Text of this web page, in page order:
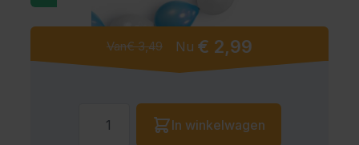
Van€ 3,49 Nu € 2,99
In winkelwagen